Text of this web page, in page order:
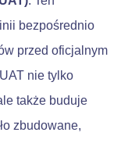
bezpośrednio
przed oficjalnym
nie tylko
także buduje
zbudowane,